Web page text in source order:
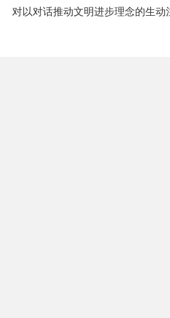
对以对话推动文明进步理念的生动